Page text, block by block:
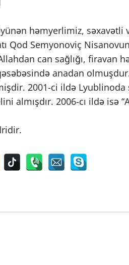
həmyerlimiz, səxavətli
Qod Semyonoviç
can sağlığı, firavan
anadan
2001-ci ildə
almışdır. 2006-cı ildə